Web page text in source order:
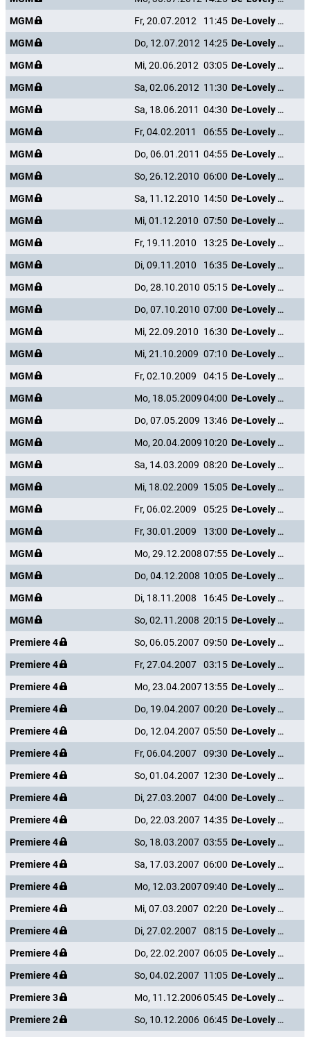
MGM
Fr, 20.07.2012 11:45
De-Lovely - Die Cole Porter Story
MGM
Do, 12.07.2012 14:25
De-Lovely - Die Cole Porter Story
MGM
Mi, 20.06.2012 03:05
De-Lovely - Die Cole Porter Story
MGM
Sa, 02.06.2012 11:30
De-Lovely - Die Cole Porter Story
MGM
Sa, 18.06.2011 04:30
De-Lovely - Die Cole Porter Story
MGM
Fr, 04.02.2011 06:55
De-Lovely - Die Cole Porter Story
MGM
Do, 06.01.2011 04:55
De-Lovely - Die Cole Porter Story
MGM
So, 26.12.2010 06:00
De-Lovely - Die Cole Porter Story
MGM
Sa, 11.12.2010 14:50
De-Lovely - Die Cole Porter Story
MGM
Mi, 01.12.2010 07:50
De-Lovely - Die Cole Porter Story
MGM
Fr, 19.11.2010 13:25
De-Lovely - Die Cole Porter Story
MGM
Di, 09.11.2010 16:35
De-Lovely - Die Cole Porter Story
MGM
Do, 28.10.2010 05:15
De-Lovely - Die Cole Porter Story
MGM
Do, 07.10.2010 07:00
De-Lovely - Die Cole Porter Story
MGM
Mi, 22.09.2010 16:30
De-Lovely - Die Cole Porter Story
MGM
Mi, 21.10.2009 07:10
De-Lovely - Die Cole Porter Story
MGM
Fr, 02.10.2009 04:15
De-Lovely - Die Cole Porter Story
MGM
Mo, 18.05.200904:00
De-Lovely - Die Cole Porter Story
MGM
Do, 07.05.2009 13:46
De-Lovely - Die Cole Porter Story
MGM
Mo, 20.04.2009 10:20
De-Lovely - Die Cole Porter Story
MGM
Sa, 14.03.2009 08:20
De-Lovely - Die Cole Porter Story
MGM
Mi, 18.02.2009 15:05
De-Lovely - Die Cole Porter Story
MGM
Fr, 06.02.2009 05:25
De-Lovely - Die Cole Porter Story
MGM
Fr, 30.01.2009 13:00
De-Lovely - Die Cole Porter Story
MGM
Mo, 29.12.200807:55
De-Lovely - Die Cole Porter Story
MGM
Do, 04.12.2008 10:05
De-Lovely - Die Cole Porter Story
MGM
Di, 18.11.2008 16:45
De-Lovely - Die Cole Porter Story
MGM
So, 02.11.2008 20:15
De-Lovely - Die Cole Porter Story
Premiere 4
So, 06.05.2007 09:50
De-Lovely - Die Cole Porter Story
Premiere 4
Fr, 27.04.2007 03:15
De-Lovely - Die Cole Porter Story
Premiere 4
Mo, 23.04.200713:55
De-Lovely - Die Cole Porter Story
Premiere 4
Do, 19.04.2007 00:20
De-Lovely - Die Cole Porter Story
Premiere 4
Do, 12.04.2007 05:50
De-Lovely - Die Cole Porter Story
Premiere 4
Fr, 06.04.2007 09:30
De-Lovely - Die Cole Porter Story
Premiere 4
So, 01.04.2007 12:30
De-Lovely - Die Cole Porter Story
Premiere 4
Di, 27.03.2007 04:00
De-Lovely - Die Cole Porter Story
Premiere 4
Do, 22.03.2007 14:35
De-Lovely - Die Cole Porter Story
Premiere 4
So, 18.03.2007 03:55
De-Lovely - Die Cole Porter Story
Premiere 4
Sa, 17.03.2007 06:00
De-Lovely - Die Cole Porter Story
Premiere 4
Mo, 12.03.200709:40
De-Lovely - Die Cole Porter Story
Premiere 4
Mi, 07.03.2007 02:20
De-Lovely - Die Cole Porter Story
Premiere 4
Di, 27.02.2007 08:15
De-Lovely - Die Cole Porter Story
Premiere 4
Do, 22.02.2007 06:05
De-Lovely - Die Cole Porter Story
Premiere 4
So, 04.02.2007 11:05
De-Lovely - Die Cole Porter Story
Premiere 3
Mo, 11.12.200605:45
De-Lovely - Die Cole Porter Story
Premiere 2
So, 10.12.2006 06:45
De-Lovely - Die Cole Porter Story